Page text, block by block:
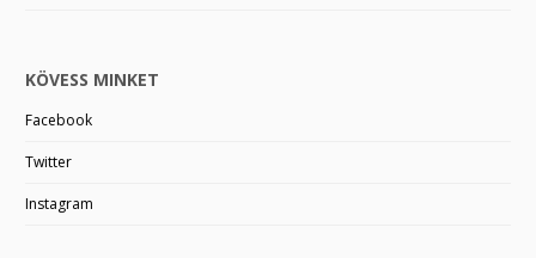
KÖVESS MINKET
Facebook
Twitter
Instagram